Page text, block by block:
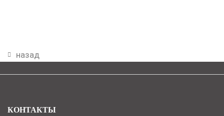
назад
КОНТАКТЫ